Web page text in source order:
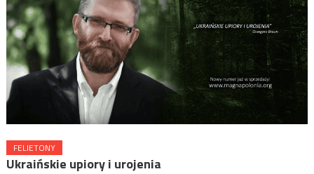
FELIETONY
Ukraińskie upiory i urojenia